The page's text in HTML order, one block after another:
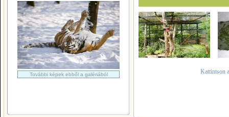
További képek ebből a galériából Kattintson